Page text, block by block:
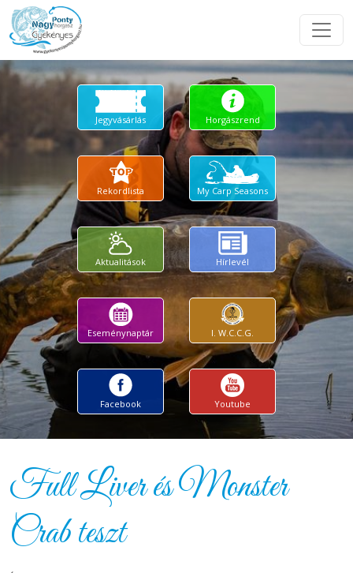
Jegyvásárlás Horgászrend
Rekordlista My Carp Seasons
Aktualitások Hírlevél
Eseménynaptár I. W.C.C.G.
Facebook Youtube
Full Liver és Monster
Crab teszt